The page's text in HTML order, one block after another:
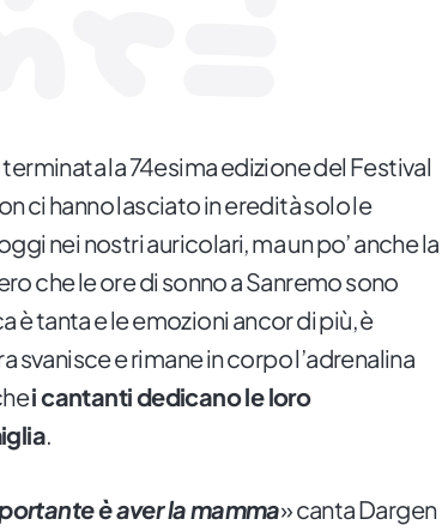
la 74esima edizione del Festival
ci hanno lasciato in eredità solo le
nei nostri auricolari, ma un po’ anche la
che le ore di sonno a Sanremo sono
è tanta e le emozioni ancor di più, è
svanisce e rimane in corpo l’adrenalina
i cantanti dedicano le loro
.
è aver la mamma» canta Dargen